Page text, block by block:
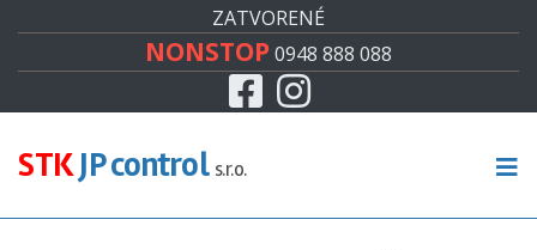
ZATVORENÉ
NONSTOP0948 888 088
FacebookInstagram
STKJP control s.r.o.
TECHNICKÁ KONTROLA
EMISNÁ KONTROLA